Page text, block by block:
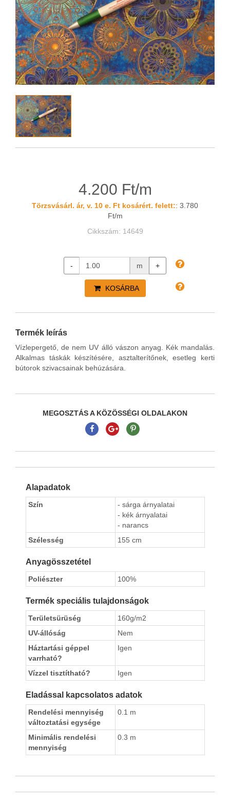
4.200 Ft/m
Törzsvásárl. ár, v. 10 e. Ft kosárért. felett:: 3.780
Ft/m
Cikkszám: 14649
- m +
KOSÁRBA
Termék leírás
Vízlepergető, de nem UV álló vászon anyag. Kék mandalás.
Alkalmas táskák készítésére, asztalterítőnek, esetleg kerti
bútorok szivacsainak behúzására.
MEGOSZTÁS A KÖZÖSSÉGI OLDALAKON
Alapadatok
Szín
- sárga árnyalatai
- kék árnyalatai
- narancs
Szélesség
155 cm
Anyagösszetétel
Poliészter 100%
Termék speciális tulajdonságok
Területsürüség
160g/m2
UV-állóság
Nem
Háztartási géppel
varrható?
Igen
Vízzel tisztítható? Igen
Eladással kapcsolatos adatok
Rendelési mennyiség
változtatási egysége
0.1 m
Minimális rendelési
mennyiség
0.3 m